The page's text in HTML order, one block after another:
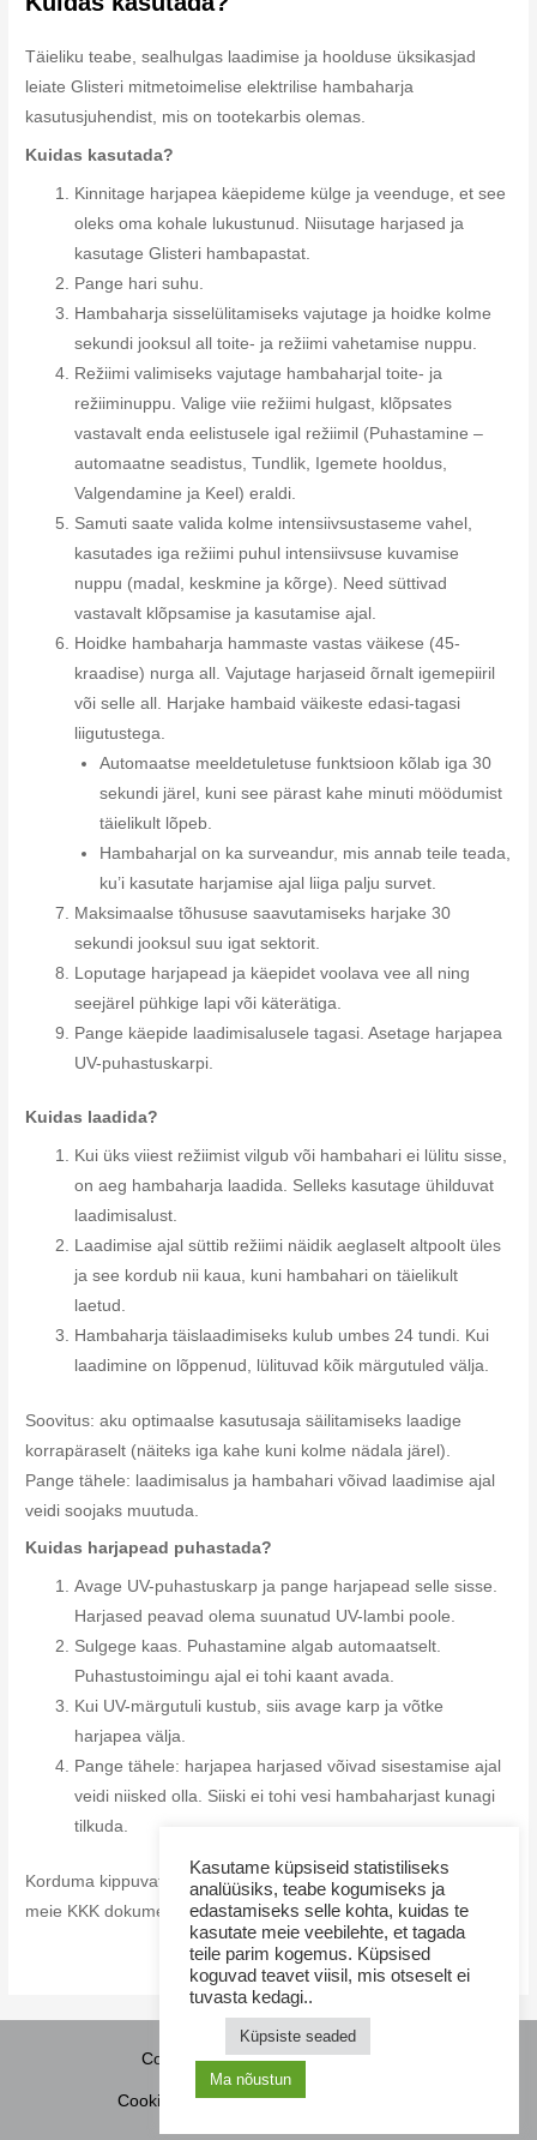
Täieliku teabe, sealhulgas laadimise ja hoolduse üksikasjad
leiate Glisteri mitmetoimelise elektrilise hambaharja
kasutusjuhendist, mis on tootekarbis olemas.
Kuidas kasutada?
Kinnitage harjapea käepideme külge ja veenduge, et see
oleks oma kohale lukustunud. Niisutage harjased ja
kasutage Glisteri hambapastat.
Pange hari suhu.
Hambaharja sisselülitamiseks vajutage ja hoidke kolme
sekundi jooksul all toite- ja režiimi vahetamise nuppu.
Režiimi valimiseks vajutage hambaharjal toite- ja
režiiminuppu. Valige viie režiimi hulgast, klõpsates
vastavalt enda eelistusele igal režiimil (Puhastamine –
automaatne seadistus, Tundlik, Igemete hooldus,
Valgendamine ja Keel) eraldi.
Samuti saate valida kolme intensiivsustaseme vahel,
kasutades iga režiimi puhul intensiivsuse kuvamise
nuppu (madal, keskmine ja kõrge). Need süttivad
vastavalt klõpsamise ja kasutamise ajal.
Hoidke hambaharja hammaste vastas väikese (45-
kraadise) nurga all. Vajutage harjaseid õrnalt igemepiiril
või selle all. Harjake hambaid väikeste edasi-tagasi
liigutustega.
Automaatse meeldetuletuse funktsioon kõlab iga 30
sekundi järel, kuni see pärast kahe minuti möödumist
täielikult lõpeb.
Hambaharjal on ka surveandur, mis annab teile teada,
ku’i kasutate harjamise ajal liiga palju survet.
Maksimaalse tõhususe saavutamiseks harjake 30
sekundi jooksul suu igat sektorit.
Loputage harjapead ja käepidet voolava vee all ning
seejärel pühkige lapi või käterätiga.
Pange käepide laadimisalusele tagasi. Asetage harjapea
UV-puhastuskarpi.
Kuidas laadida?
Kui üks viiest režiimist vilgub või hambahari ei lülitu sisse,
on aeg hambaharja laadida. Selleks kasutage ühilduvat
laadimisalust.
Laadimise ajal süttib režiimi näidik aeglaselt altpoolt üles
ja see kordub nii kaua, kuni hambahari on täielikult
laetud.
Hambaharja täislaadimiseks kulub umbes 24 tundi. Kui
laadimine on lõppenud, lülituvad kõik märgutuled välja.
Soovitus: aku optimaalse kasutusaja säilitamiseks laadige
korrapäraselt (näiteks iga kahe kuni kolme nädala järel).
Pange tähele: laadimisalus ja hambahari võivad laadimise ajal
veidi soojaks muutuda.
Kuidas harjapead puhastada?
Avage UV-puhastuskarp ja pange harjapead selle sisse.
Harjased peavad olema suunatud UV-lambi poole.
Sulgege kaas. Puhastamine algab automaatselt.
Puhastustoimingu ajal ei tohi kaant avada.
Kui UV-märgutuli kustub, siis avage karp ja võtke
harjapea välja.
Pange tähele: harjapea harjased võivad sisestamise ajal
veidi niisked olla. Siiski ei tohi vesi hambaharjast kunagi
tilkuda.
Korduma kippuvate küsimuste täieliku ülevaate jaoks vaadake
meie KKK dokumenti, mis on saadaval Amway teegis.
Copyright © 2026 NamaMama.ee
Cookie Policy
Kasutame küpsiseid statistiliseks
analüüsiks, teabe kogumiseks ja
edastamiseks selle kohta, kuidas te
kasutate meie veebilehte, et tagada
teile parim kogemus. Küpsised
koguvad teavet viisil, mis otseselt ei
tuvasta kedagi..
Küpsiste seaded
Ma nõustun